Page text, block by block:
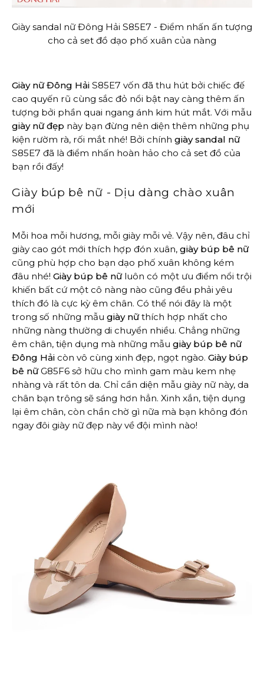
Giày sandal nữ Đông Hải S85E7 - Điểm nhấn ấn tượng
cho cả set đồ dạo phố xuân của nàng
Giày nữ Đông Hải S85E7 vốn đã thu hút bởi chiếc đế
cao quyến rũ cùng sắc đỏ nổi bật nay càng thêm ấn
tượng bởi phần quai ngang ánh kim hút mắt. Với mẫu
giày nữ đẹp này bạn đừng nên diện thêm những phụ
kiện rườm rà, rối mắt nhé! Bởi chính giày sandal nữ
S85E7 đã là điểm nhấn hoàn hảo cho cả set đồ của
bạn rồi đấy!
Giày búp bê nữ - Dịu dàng chào xuân
mới
Mỗi hoa mỗi hương, mỗi giày mỗi vẻ. Vậy nên, đâu chỉ
giày cao gót mới thích hợp đón xuân, giày búp bê nữ
cũng phù hợp cho bạn dạo phố xuân không kém
đâu nhé! Giày búp bê nữ luôn có một ưu điểm nổi trội
khiến bất cứ một cô nàng nào cũng đều phải yêu
thích đó là cực kỳ êm chân. Có thể nói đây là một
trong số những mẫu giày nữthích hợp nhất cho
những nàng thường di chuyển nhiều. Chẳng những
êm chân, tiện dụng mà những mẫu giày búp bê nữ
Đông Hải còn vô cùng xinh đẹp, ngọt ngào. Giày búp
bê nữG85F6 sở hữu cho mình gam màu kem nhẹ
nhàng và rất tôn da. Chỉ cần diện mẫu giày nữ này, da
chân bạn trông sẽ sáng hơn hẳn. Xinh xắn, tiện dụng
lại êm chân, còn chần chờ gì nữa mà bạn không đón
ngay đôi giày nữ đẹp này về đội mình nào!